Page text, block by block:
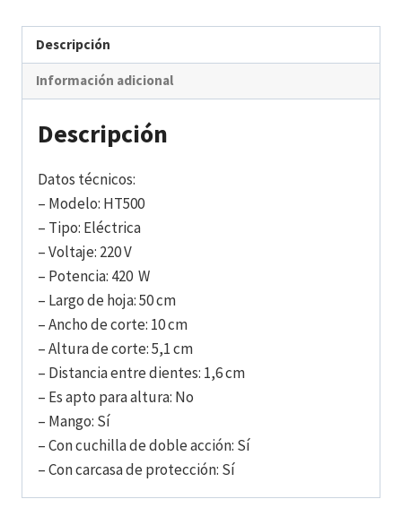
Descripción
Información adicional
Descripción
Datos técnicos:
– Modelo: HT500
– Tipo: Eléctrica
– Voltaje: 220 V
– Potencia: 420 W
– Largo de hoja: 50 cm
– Ancho de corte: 10 cm
– Altura de corte: 5,1 cm
– Distancia entre dientes: 1,6 cm
– Es apto para altura: No
– Mango: Sí
– Con cuchilla de doble acción: Sí
– Con carcasa de protección: Sí